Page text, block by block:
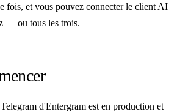
fois, et vous pouvez connecter le client AI
— ou tous les trois.
d'Entergram est en production et